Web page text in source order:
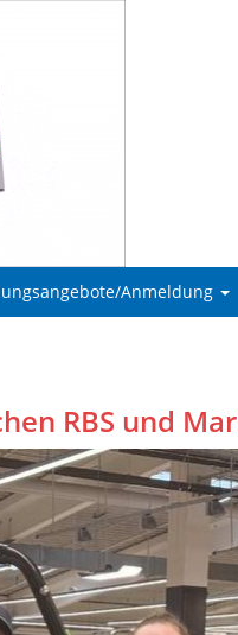
Anmeldung
RBS und